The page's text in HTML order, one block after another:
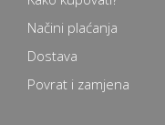
Načini plaćanja
Dostava
Povrat i zamjena